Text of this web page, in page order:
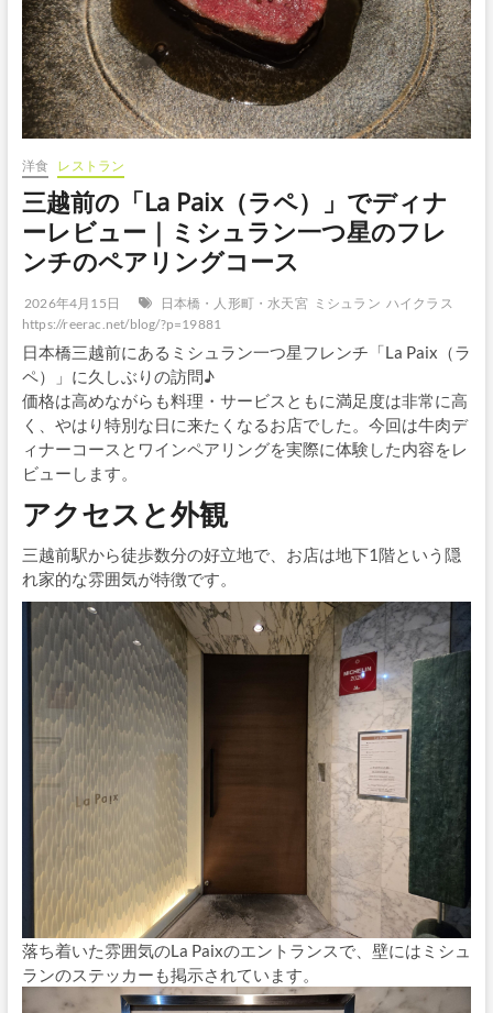
洋食 レストラン
三越前の「La Paix（ラペ）」でディナ
ーレビュー｜ミシュラン一つ星のフレ
ンチのペアリングコース
2026年4月15日 日本橋・人形町・水天宮 ミシュラン ハイクラス
https://reerac.net/blog/?p=19881
日本橋三越前にあるミシュラン一つ星フレンチ「La Paix（ラ
ペ）」に久しぶりの訪問♪
価格は高めながらも料理・サービスともに満足度は非常に高
く、やはり特別な日に来たくなるお店でした。今回は牛肉デ
ィナーコースとワインペアリングを実際に体験した内容をレ
ビューします。
アクセスと外観
三越前駅から徒歩数分の好立地で、お店は地下1階という隠
れ家的な雰囲気が特徴です。
落ち着いた雰囲気のLa Paixのエントランスで、壁にはミシュ
ランのステッカーも掲示されています。